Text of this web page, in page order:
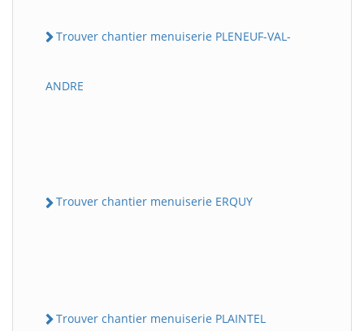
Trouver chantier menuiserie PLENEUF-VAL-
ANDRE
Trouver chantier menuiserie ERQUY
Trouver chantier menuiserie PLAINTEL